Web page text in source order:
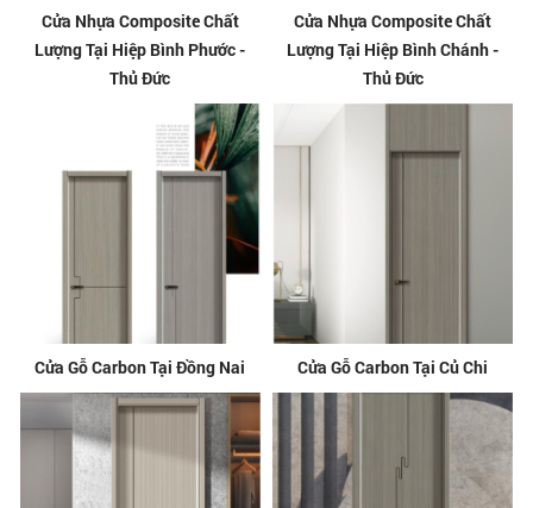
Cửa Nhựa Composite Chất
Lượng Tại Hiệp Bình Phước -
Thủ Đức
Cửa Nhựa Composite Chất
Lượng Tại Hiệp Bình Chánh -
Thủ Đức
Cửa Gỗ Carbon Tại Đồng Nai Cửa Gỗ Carbon Tại Củ Chi